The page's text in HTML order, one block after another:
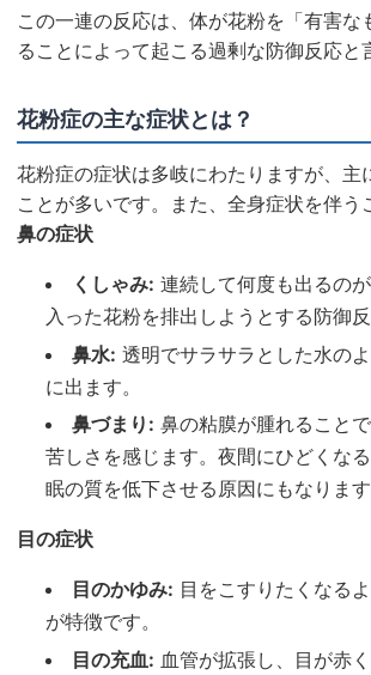
この一連の反応は、体が花粉を「有害な
ることによって起こる過剰な防御反応と
花粉症の主な症状とは？
花粉症の症状は多岐にわたりますが、主
ことが多いです。また、全身症状を伴う
鼻の症状
くしゃみ: 連続して何度も出るの
入った花粉を排出しようとする防御反
鼻水: 透明でサラサラとした水の
に出ます。
鼻づまり: 鼻の粘膜が腫れること
苦しさを感じます。夜間にひどくな
眠の質を低下させる原因にもなります
目の症状
目のかゆみ: 目をこすりたくなる
が特徴です。
目の充血: 血管が拡張し、目が赤く